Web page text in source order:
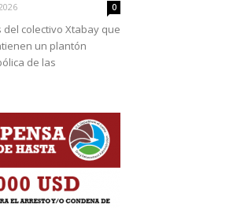
0
del colectivo Xtabay que
un plantón
de las